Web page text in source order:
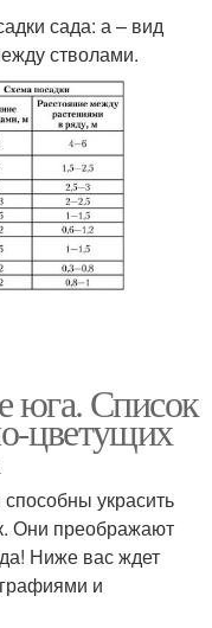
сада: а – вид
стволами.
юга. Список
цветущих
украсить
Они преображают
Ниже вас ждет
и